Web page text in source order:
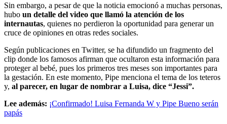
Sin embargo, a pesar de que la noticia emocionó a muchas personas,
hubo un detalle del video que llamó la atención de los
internautas, quienes no perdieron la oportunidad para generar un
cruce de opiniones en otras redes sociales.
Según publicaciones en Twitter, se ha difundido un fragmento del
clip donde los famosos afirman que ocultaron esta información para
proteger al bebé, pues los primeros tres meses son importantes para
la gestación. En este momento, Pipe menciona el tema de los teteros
y, al parecer, en lugar de nombrar a Luisa, dice “Jessi”.
Lee además: ¡Confirmado! Luisa Fernanda W y Pipe Bueno serán
papás